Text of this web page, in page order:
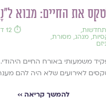
את החיים: מבוא
,
, מנהג, מסורת,
⏱️ 12 דקות קריאה
משמעותי באורח החיים היהודי.
לאירועים שלא היה להם
להמשך קריאה ››